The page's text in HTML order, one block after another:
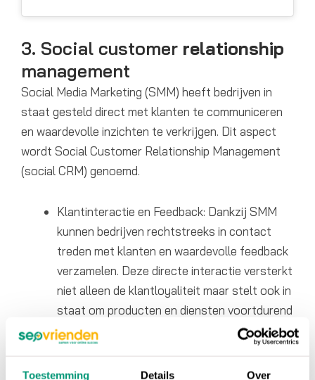
Toestemming Details Over
3. Social customer relationship
management
Social Media Marketing (SMM) heeft bedrijven in
staat gesteld direct met klanten te communiceren
en waardevolle inzichten te verkrijgen. Dit aspect
wordt Social Customer Relationship Management
(social CRM) genoemd.
Klantinteractie en Feedback: Dankzij SMM
kunnen bedrijven rechtstreeks in contact
treden met klanten en waardevolle feedback
verzamelen. Deze directe interactie versterkt
niet alleen de klantloyaliteit maar stelt ook in
staat om producten en diensten voortdurend
te verbeteren op basis van klantinzichten.